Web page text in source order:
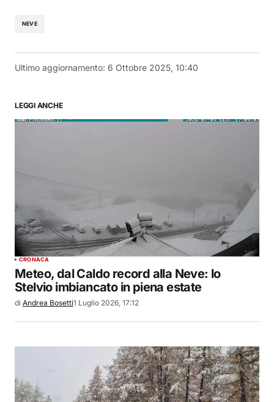
NEVE
Ultimo aggiornamento: 6 Ottobre 2025, 10:40
LEGGI ANCHE
CRONACA
Meteo, dal Caldo record alla Neve: lo
Stelvio imbiancato in piena estate
di Andrea Bosetti1 Luglio 2026, 17:12